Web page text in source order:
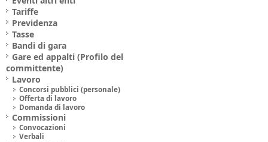
Tariffe
Previdenza
Tasse
Bandi di gara
Gare ed appalti (Profilo del
committente)
Lavoro
Concorsi pubblici (personale)
Offerta di lavoro
Domanda di lavoro
Commissioni
Convocazioni
Verbali